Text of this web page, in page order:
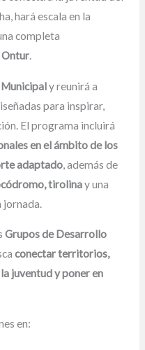
hará escala en la
completa
Ontur.
y reunirá a
para inspirar,
El programa incluirá
en el ámbito de los
adaptado, además de
tirolinay una
jornada.
Grupos de Desarrollo
conectar territorios,
juventud y poner en
en: